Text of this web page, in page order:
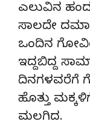
ಎಲುವಿನ
ಸಾಲದೇ
ಒಂದಿನ
ಇದ್ದಬಿದ್ದ
ದಿನಗಳವರೆಗೆ
ಹೊತ್ತು
ಮಲಗಿದ.